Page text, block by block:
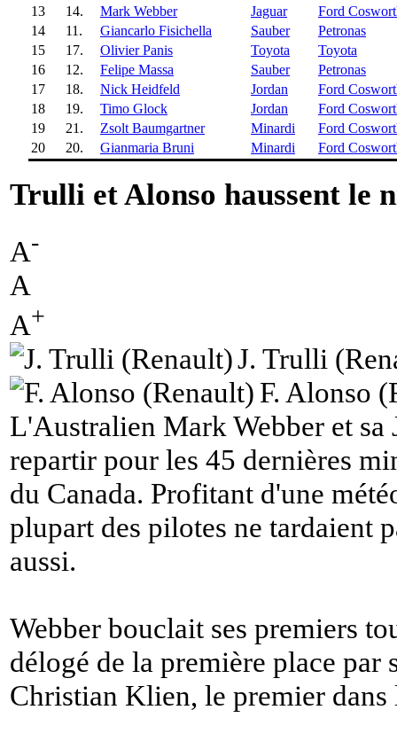
13
14. Mark Webber Jaguar
Ford
14
11. Giancarlo Fisichella Sauber
Petronas
15
17. Olivier Panis Toyota
Toyota
16
12. Felipe Massa Sauber
Petronas
17
18. Nick Heidfeld Jordan
Ford
18
19. Timo Glock Jordan
Ford
19
21. Zsolt Baumgartner Minardi
Ford
20
20. Gianmaria Bruni Minardi Ford
Trulli et Alonso haussent le
A-
A
A+
J. Trulli
F. Alonso
L'Australien Mark Webber et sa
repartir pour les 45 dernières
du Canada. Profitant d'une
plupart des pilotes ne tardaient
aussi.
Webber bouclait ses premiers
délogé de la première place
Christian Klien, le premier dans